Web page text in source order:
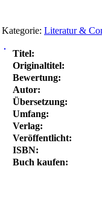
Kategorie: Literatur &
Titel:
Originaltitel:
Bewertung:
Autor:
Übersetzung:
Umfang:
Verlag:
Veröffentlicht:
ISBN:
Buch kaufen: